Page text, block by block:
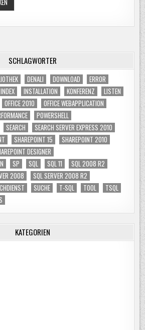
SCHLAGWÖRTER
DENALI DOWNLOAD
ERROR
INDEX INSTALLATION KONFERENZ
LISTEN
OFFICE 2010
OFFICE WEBAPPLICATION
POWERSHELL
SEARCH
SEARCH SERVER EXPRESS 2010
SHAREPOINT 15
SHAREPOINT 2010
DESIGNER
SP SQL SQL 11
SQL 2008 R2
2008
SQL SERVER 2008 R2
SUCHE T-SQL TOOL
TSQL
KATEGORIEN